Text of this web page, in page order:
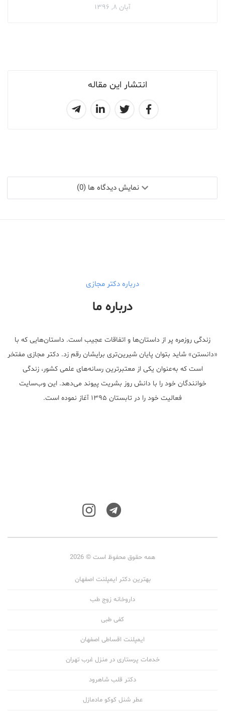
انتشار این مقاله
آبان ۸, ۱۳۹۶
نمایش دیدگاه ها (0)
درباره دکتر مجازی
درباره ما
زندگی روزمره پر از داستان‌ها و اتفاقات عجیب است. داستان‌هایی که با
«دانستن» شاید بتوان پایان شیرین‌تری برایشان رقم زد. دکتر مجازی مفتخر
است که به‌عنوان یکی از معتبر‌ترین رسانه‌های علمی کشور، زندگی
خوانندگان خود را با دانش روز بشریت پیوند می‌دهد. این وب‌سایت
فعالیت خود را در تابستان ۱۳۹۵ آغاز نموده است.
همه حقوق محفوظ است © 2026
بهترین دکتر ایمپلنت اصفهان
داروخانه زوج طب
کفی طبی
ایمپلنت اقساطی اصفهان
خدمات پرستاری در منزل غرب تهران
دکتر قلب شاهرود
عطر شنل کوکو مادمازل